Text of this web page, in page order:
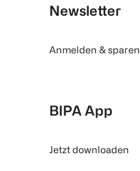
Newsletter
Anmelden & sparen
BIPA App
Jetzt downloaden